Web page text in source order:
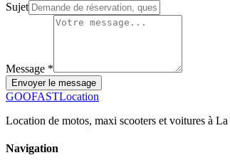
Sujet
Message *
Envoyer le message
GOOFASTLocation
Location de motos, maxi scooters et voitures à
Navigation